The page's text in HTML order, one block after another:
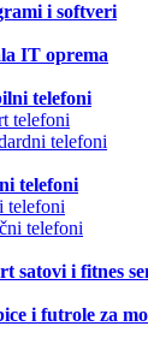
i softveri
IT oprema
telefoni
telefoni
telefoni
telefoni
telefoni
telefoni
satovi i fitnes
i futrole za